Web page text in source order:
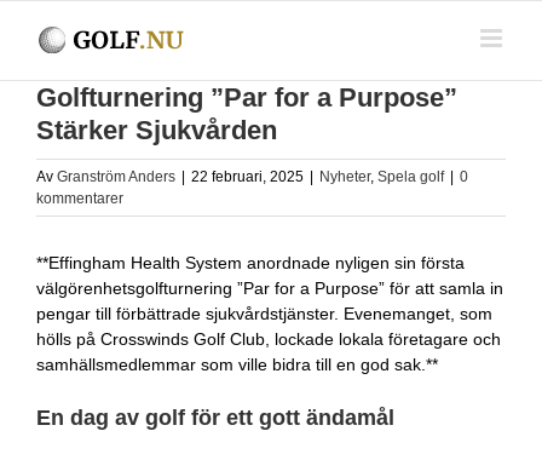
Golfturnering ”Par for a Purpose”
Stärker Sjukvården
Av Granström Anders 22 februari, 2025 Nyheter, Spela golf
0
kommentarer
**Effingham Health System anordnade nyligen sin första
välgörenhetsgolfturnering ”Par for a Purpose” för att samla in
pengar till förbättrade sjukvårdstjänster. Evenemanget, som
hölls på Crosswinds Golf Club, lockade lokala företagare och
samhällsmedlemmar som ville bidra till en god sak.**
En dag av golf för ett gott ändamål